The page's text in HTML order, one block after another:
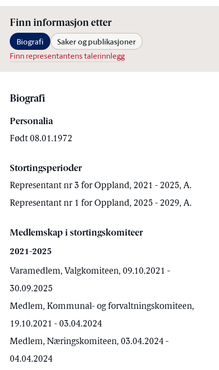
Finn informasjon etter
Biografi Saker og publikasjoner
Finn representantens talerinnlegg
Biografi
Personalia
Født 08.01.1972
Stortingsperioder
Representant nr 3 for Oppland, 2021 - 2025, A.
Representant nr 1 for Oppland, 2025 - 2029, A.
Medlemskap i stortingskomiteer
2021-2025
Varamedlem, Valgkomiteen, 09.10.2021 -
30.09.2025
Medlem, Kommunal- og forvaltningskomiteen,
19.10.2021 - 03.04.2024
Medlem, Næringskomiteen, 03.04.2024 -
04.04.2024